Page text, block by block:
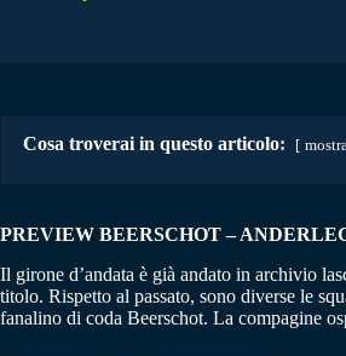
Cosa troverai in questo articolo:
PREVIEW BEERSCHOT –
Il girone d’andata è già andato in archivio
titolo. Rispetto al passato, sono diverse le
fanalino di coda Beerschot. La compagine